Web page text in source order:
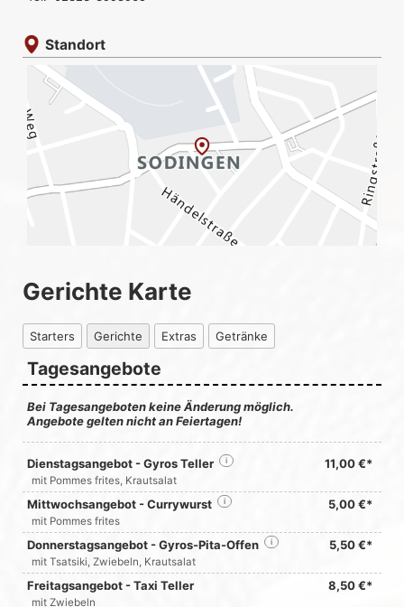
Standort
Gerichte Karte
Starters Gerichte Extras Getränke
Tagesangebote
Bei Tagesangeboten keine Änderung möglich.
Angebote gelten nicht an Feiertagen!
Dienstagsangebot - Gyros Teller 11,00 €*
i
mit Pommes frites, Krautsalat
Mittwochsangebot - Currywurst 5,00 €*
i
mit Pommes frites
Donnerstagsangebot - Gyros-Pita-Offen 5,50 €*
i
mit Tsatsiki, Zwiebeln, Krautsalat
Freitagsangebot - Taxi Teller 8,50 €*
mit Zwiebeln